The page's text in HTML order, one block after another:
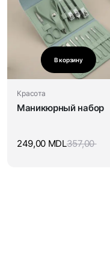
В корзину
Красота
Маникюрный набор
357,00
249,00 MDL